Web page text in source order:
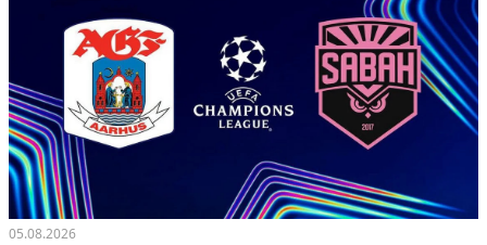
05.08.2026